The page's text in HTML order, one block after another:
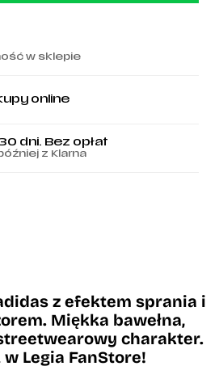
w sklepie
online
dni. Bez opłat
z Klarna
z efektem sprania i
Miękka bawełna,
charakter.
Legia FanStore!